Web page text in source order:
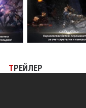
ТРЕЙЛЕР